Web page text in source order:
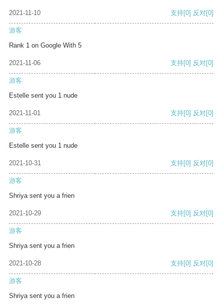
2021-11-10 支持[0] 反对[0]
游客
Rank 1 on Google With 5
2021-11-06 支持[0] 反对[0]
游客
Estelle sent you 1 nude
2021-11-01 支持[0] 反对[0]
游客
Estelle sent you 1 nude
2021-10-31 支持[0] 反对[0]
游客
Shriya sent you a frien
2021-10-29 支持[0] 反对[0]
游客
Shriya sent you a frien
2021-10-28 支持[0] 反对[0]
游客
Shriya sent you a frien